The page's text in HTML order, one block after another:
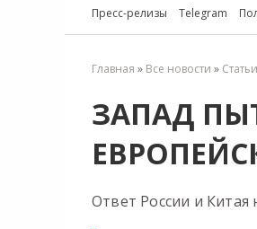
Пресс-релизы Telegram
Главная » Все новости » Статьи
ЗАПАД
Ответ России и Китая